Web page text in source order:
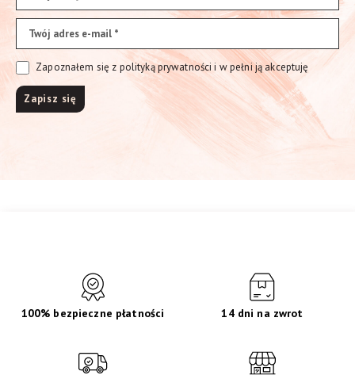
Zapoznałem się z polityką prywatności i w pełni ją akceptuję
100% bezpieczne płatności 14 dni na zwrot